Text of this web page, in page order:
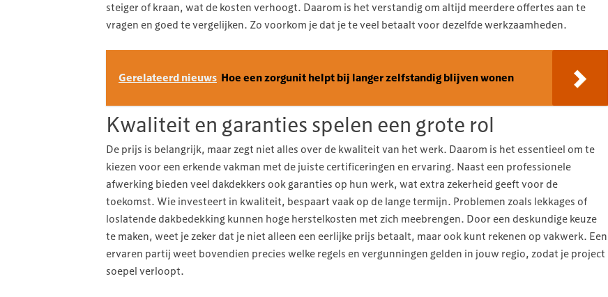
steiger of kraan, wat de kosten verhoogt. Daarom is het verstandig om altijd meerdere offertes aan te
vragen en goed te vergelijken. Zo voorkom je dat je te veel betaalt voor dezelfde werkzaamheden.
Gerelateerd nieuws Hoe een zorgunit helpt bij langer zelfstandig blijven wonen
Kwaliteit en garanties spelen een grote rol
De prijs is belangrijk, maar zegt niet alles over de kwaliteit van het werk. Daarom is het essentieel om te
kiezen voor een erkende vakman met de juiste certificeringen en ervaring. Naast een professionele
afwerking bieden veel dakdekkers ook garanties op hun werk, wat extra zekerheid geeft voor de
toekomst. Wie investeert in kwaliteit, bespaart vaak op de lange termijn. Problemen zoals lekkages of
loslatende dakbedekking kunnen hoge herstelkosten met zich meebrengen. Door een deskundige keuze
te maken, weet je zeker dat je niet alleen een eerlijke prijs betaalt, maar ook kunt rekenen op vakwerk. Een
ervaren partij weet bovendien precies welke regels en vergunningen gelden in jouw regio, zodat je project
soepel verloopt.